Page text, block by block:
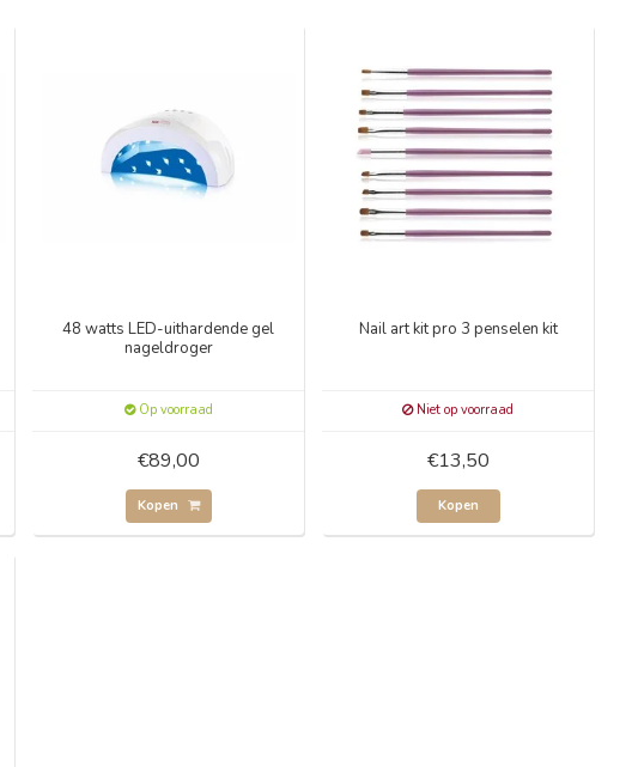
48 watts LED-uithardende gel
nageldroger
Op voorraad
€89,00
Kopen
Nail art kit pro 3 penselen kit
Niet op voorraad
€13,50
Kopen